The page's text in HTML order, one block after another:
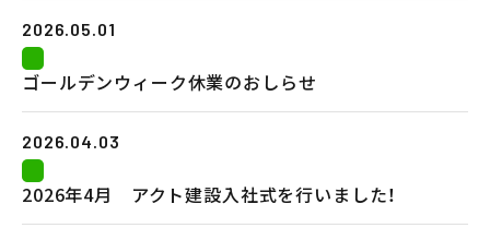
2026.05.01
ゴールデンウィーク休業のおしらせ
2026.04.03
2026年4月 アクト建設入社式を行いました！